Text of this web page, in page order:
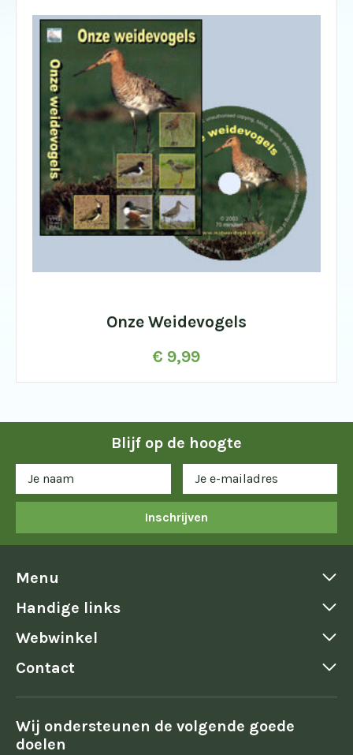
Onze Weidevogels
€ 9,99
Blijf op de hoogte
Inschrijven
Menu
Handige links
Webwinkel
Contact
Wij ondersteunen de volgende goede
doelen